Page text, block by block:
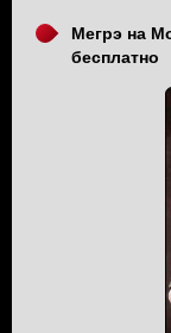
Мегрэ на
бесплатно